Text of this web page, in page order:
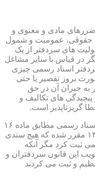
مادی و معنوی و
حقوقی، عمومیت و شمول
های سردفتر از یک
در قیاس با سایر مشاغل
اسناد رسمی چیزی
بروز تقصیر یا حتی
جبران آن در حق
های تکالیف و
گریزناپذیر است.
مبحث سوم): موانع موجود برای تنظیم اسناد رسمی مطابق ماده ۱۶
آیین نامه دفاتر اسناد رسمی مصوب ۱۳۱۷ مقرر شده که هیچ سندی
ثبت کرد مگر آنکه
این قانون سردفتران و
و ثبت می کردند